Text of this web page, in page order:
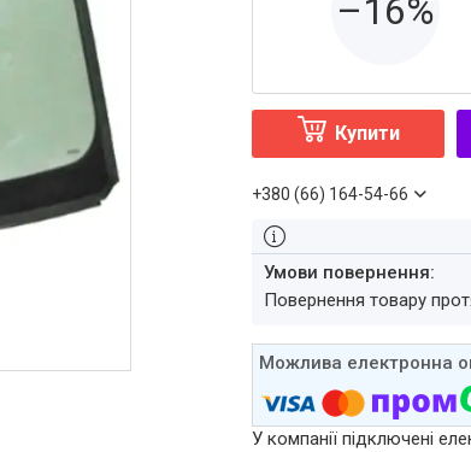
–16%
Купити
+380 (66) 164-54-66
повернення товару
У компанії підключені